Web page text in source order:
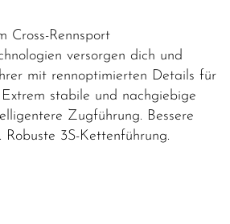
Cross-Rennsport
versorgen dich und
mit rennoptimierten Details für
stabile und nachgiebige
Zugführung. Bessere
Robuste 3S-Kettenführung.